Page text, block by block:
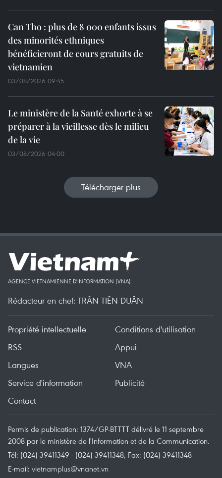
Can Tho : plus de 8 000 enfants issus
des minorités ethniques
bénéficieront de cours gratuits de
vietnamien
03/08/2026 09:45
Le ministère de la Santé exhorte à se
préparer à la vieillesse dès le milieu
de la vie
03/08/2026 04:00
Télécharger plus
AGENCE VIETNAMIENNE D'INFORMATION (VNA)
Rédacteur en chef: TRÂN TIÊN DUÂN
Propriété intellectuelle
Conditions d'utilisation
RSS
Appui
Langues
VNA
Service d'information
Publicité
Contact
Permis de publication: 1374/GP-BTTTT délivré le 11 septembre
2008 par le ministère de l'Information et de la Communication.
Tél: (024) 39411349 - (024) 39411348, Fax: (024) 39411348
E-mail: vietnamplus@vnanet.vn